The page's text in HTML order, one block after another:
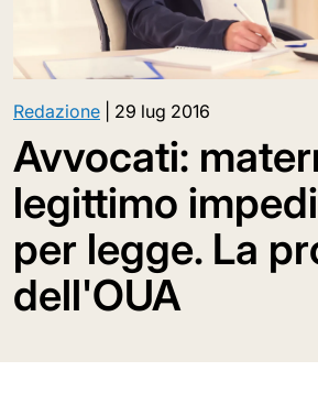
Redazione 29 lug 2016
Avvocati:
legittimo
per legge. La
dell'OUA